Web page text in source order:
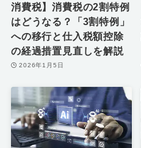
消費税】消費税の2割特例
はどうなる？「3割特例」
への移行と仕入税額控除
の経過措置見直しを解説
2026年1月5日